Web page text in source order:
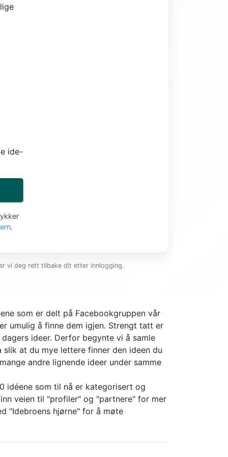
ide-
.
vi deg rett tilbake dit etter innlogging.
som er delt på Facebookgruppen vår
umulig å finne dem igjen. Strengt tatt er
ideer. Derfor begynte vi å samle
at du mye lettere finner den ideen du
andre lignende ideer under samme
idéene som til nå er kategorisert og
veien til "profiler" og "partnere" for mer
"Idebroens hjørne" for å møte